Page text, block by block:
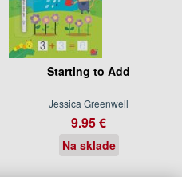
Starting to Add
Jessica Greenwell
9.95 €
Na sklade